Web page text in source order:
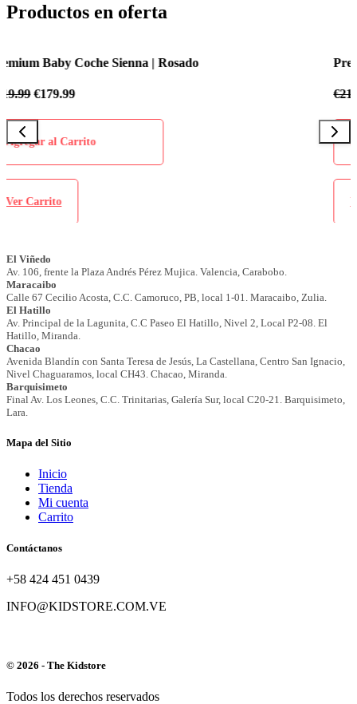
Productos en oferta
Premium Baby Coche Sienna | Azul Celeste
Mapa del Sitio
Inicio
Tienda
Mi cuenta
Carrito
Contáctanos
+58 424 451 0439
INFO@KIDSTORE.COM.VE
© 2026 - The Kidstore
Todos los derechos reservados